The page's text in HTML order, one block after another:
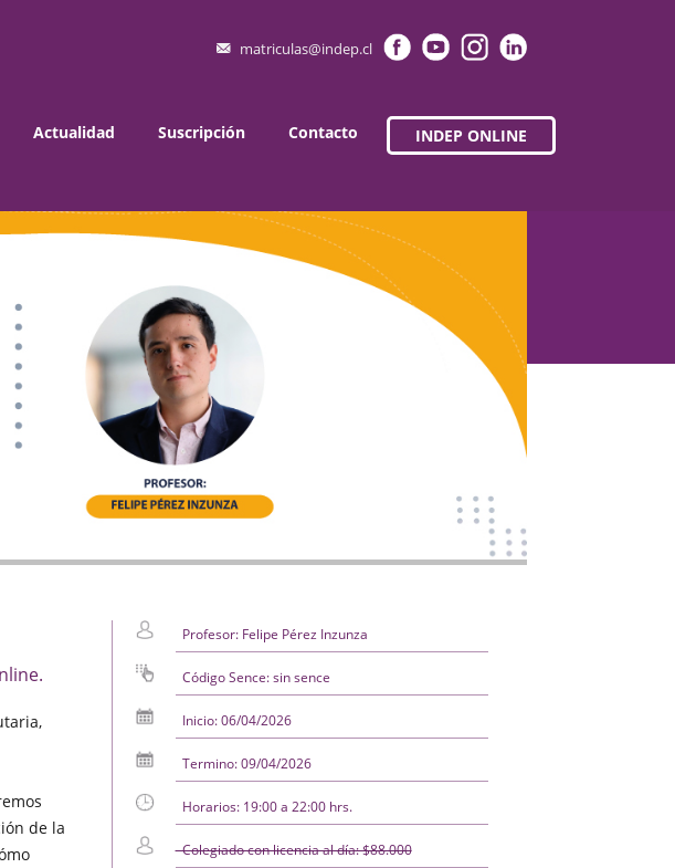
matriculas@indep.cl
Actualidad Suscripción Contacto INDEP ONLINE
de la
Profesor: Felipe Pérez Inzunza
Código Sence: sin sence
Inicio: 06/04/2026
Termino: 09/04/2026
Horarios: 19:00 a 22:00 hrs.
Colegiado con licencia al día: $88.000